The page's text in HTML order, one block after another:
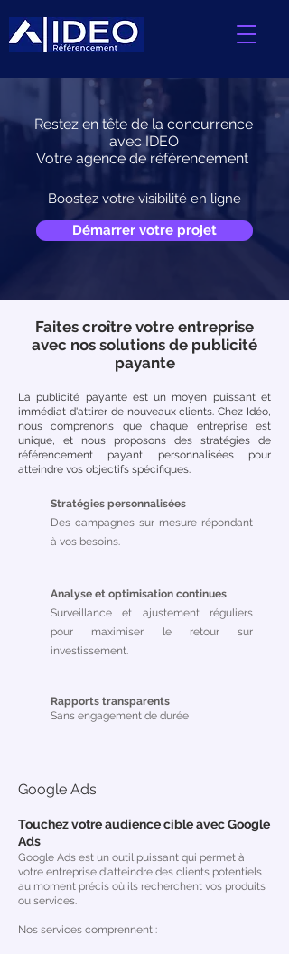
Restez en tête de la concurrence
avec IDEO
Votre agence de référencement
Boostez votre visibilité en ligne
Démarrer votre projet
Faites croître votre entreprise
avec nos solutions de publicité
payante
La publicité payante est un moyen puissant et
immédiat d'attirer de nouveaux clients. Chez Idéo,
nous comprenons que chaque entreprise est
unique, et nous proposons des stratégies de
référencement payant personnalisées pour
atteindre vos objectifs spécifiques.
Stratégies personnalisées
Des campagnes sur mesure répondant
à vos besoins.
Analyse et optimisation continues
Surveillance et ajustement réguliers
pour maximiser le retour sur
investissement.
Rapports transparents
Sans engagement de durée
Google Ads
Touchez votre audience cible avec Google
Ads
Google Ads est un outil puissant qui permet à
votre entreprise d'atteindre des clients potentiels
au moment précis où ils recherchent vos produits
ou services.
Nos services comprennent :